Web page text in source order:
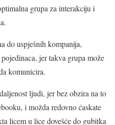
grupa za interakciju i
do uspješnih kompanija,
jer takva grupa može
komunicira.
ljudi, jer bez obzira na to
i možda redovno ćaskate
licem u lice dovešće do gubitka